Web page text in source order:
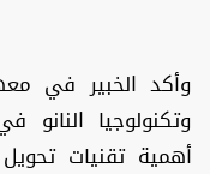
وأكد الخبير في
وتكنولوجيا النانو
أهمية تقنيات